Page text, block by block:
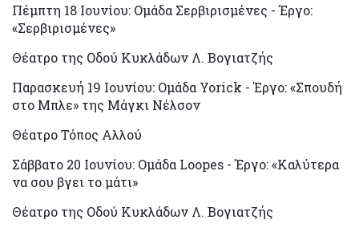
Πέμπτη 18 Ιουνίου: Ομάδα Σερβιρισμένες - Έργο:
«Σερβιρισμένες»
Θέατρο της Οδού Κυκλάδων Λ. Βογιατζής
Παρασκευή 19 Ιουνίου: Ομάδα Yorick - Έργο: «Σπουδή
στο Μπλε» της Μάγκι Νέλσον
Θέατρο Τόπος Αλλού
Σάββατο 20 Ιουνίου: Ομάδα Loopes - Έργο: «Καλύτερα
να σου βγει το μάτι»
Θέατρο της Οδού Κυκλάδων Λ. Βογιατζής